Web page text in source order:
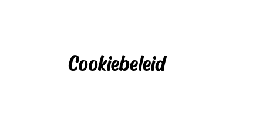
Cookiebeleid